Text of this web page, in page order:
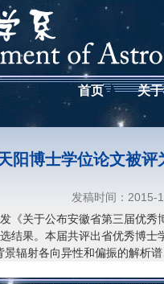
首页 关
阳博士学位论文被
发稿时间：2015-
关于公布安徽省第三届优秀
结果。本届共评出省优秀博
辐射各向异性和偏振的解析